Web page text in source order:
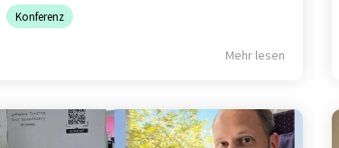
Konferenz
Mehr lesen